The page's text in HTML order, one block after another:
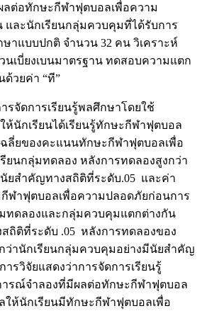
ต่อทักษะกีฬาฟุตบอลเพื่อความ
และนักเรียนกลุ่มควบคุมที่ได้รับการ
าแบบปกติ จำนวน 32 คน วิเคราะห์
นเบี่ยงเบนมาตรฐาน ทดสอบความแตก
นด้วยค่า “ที”
รจัดการเรียนรู้พลศึกษาโดยใช้
ห้นักเรียนได้เรียนรู้ทักษะกีฬาฟุตบอล
ลี่ยของคะแนนทักษะกีฬาฟุตบอลเพื่อ
ยนกลุ่มทดลอง หลังการทดลองสูงกว่า
ยสำคัญทางสถิติที่ระดับ.05 และค่า
ฬาฟุตบอลเพื่อความปลอดภัยก่อนการ
ทดลองและกลุ่มควบคุมแตกต่างกัน
ถิติที่ระดับ .05 หลังการทดลองของ
ว่านักเรียนกลุ่มควบคุมอย่างมีนัยสำคัญ
รวิจัยแสดงว่าการจัดการเรียนรู้
รณ์จำลองที่มีผลต่อทักษะกีฬาฟุตบอล
ให้นักเรียนมีทักษะกีฬาฟุตบอลเพื่อ